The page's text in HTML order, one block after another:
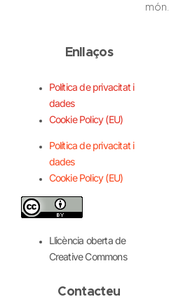
món.
Enllaços
Política de privacitat i
dades
Cookie Policy (EU)
Política de privacitat i
dades
Cookie Policy (EU)
Llicència oberta de
Creative Commons
Contacteu